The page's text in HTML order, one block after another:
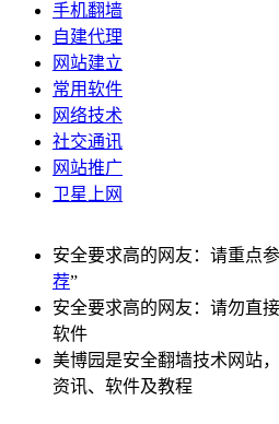
手机翻墙
自建代理
网站建立
常用软件
网络技术
社交通讯
网站推广
卫星上网
安全要求高的网友：请重点
荐”
安全要求高的网友：请勿直
软件
美博园是安全翻墙技术网站
资讯、软件及教程